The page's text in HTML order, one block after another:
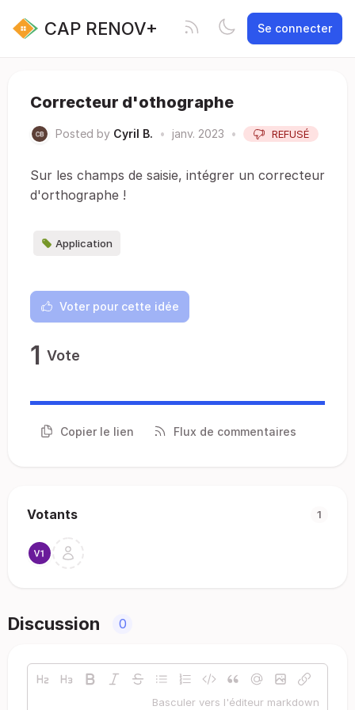
CAP RENOV+ Se connecter
Correcteur d'othographe
Posted by Cyril B. • janv. 2023 • REFUSÉ
Sur les champs de saisie, intégrer un correcteur
d'orthographe !
Application
Voter pour cette idée
1 Vote
Copier le lien Flux de commentaires
Votants 1
Discussion 0
Basculer vers l'éditeur markdown